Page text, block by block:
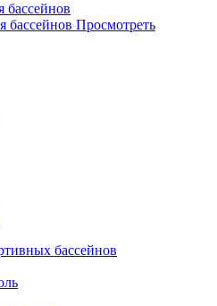
бассейнов
бассейнов Просмотреть
бассейнов